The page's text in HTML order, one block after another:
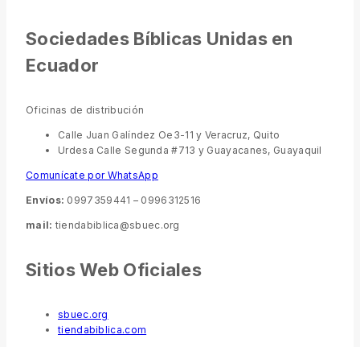
Sociedades Bíblicas Unidas en
Ecuador
Oficinas de distribución
Calle Juan Galíndez Oe3-11 y Veracruz, Quito
Urdesa Calle Segunda #713 y Guayacanes, Guayaquil
Comunícate por WhatsApp
Envíos: 0997359441 – 0996312516
mail: tiendabiblica@sbuec.org
Sitios Web Oficiales
sbuec.org
tiendabiblica.com